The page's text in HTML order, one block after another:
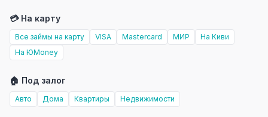
💳 На карту
Все займы на карту VISA Mastercard МИР
На Киви
На ЮMoney
🏠 Под залог
Авто Дома Квартиры Недвижимости